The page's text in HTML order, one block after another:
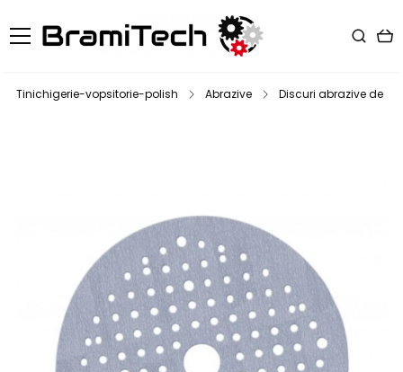
Tinichigerie-vopsitorie-polish Abrazive Discuri abrazive de